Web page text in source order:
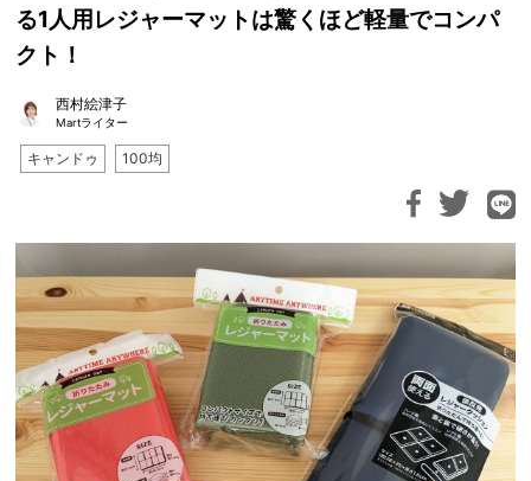
る1人用レジャーマットは驚くほど軽量でコンパ
クト！
西村絵津子
Martライター
キャンドゥ 100均